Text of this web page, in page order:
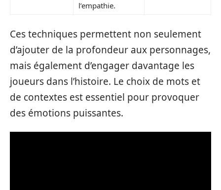
l’empathie.
Ces techniques permettent non seulement
d’ajouter de la profondeur aux personnages,
mais également d’engager davantage les
joueurs dans l’histoire. Le choix de mots et
de contextes est essentiel pour provoquer
des émotions puissantes.